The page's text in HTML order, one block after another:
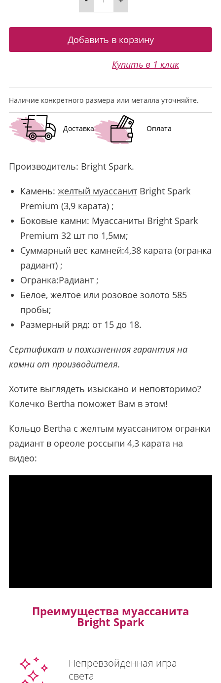
Купить в 1 клик
Наличие конкретного размера или металла уточняйте.
Доставка Оплата
Производитель: Bright Spark.
Камень: желтый муассанитBright Spark
Premium (3,9 карата) ;
Боковые камни: Муассаниты Bright Spark
Premium 32 шт по 1,5мм;
Суммарный вес камней:4,38 карата (огранка
радиант) ;
Огранка:Радиант ;
Белое, желтое или розовое золото 585
пробы;
Размерный ряд: от 15 до 18.
Сертификат и пожизненная гарантия на
камни от производителя.
Хотите выглядеть изыскано и неповторимо?
Колечко Bertha поможет Вам в этом!
Кольцо Bertha с желтым муассанитом огранки
радиант в ореоле россыпи 4,3 карата на
видео:
Преимущества муассанита
Bright Spark
Непревзойденная игра
света